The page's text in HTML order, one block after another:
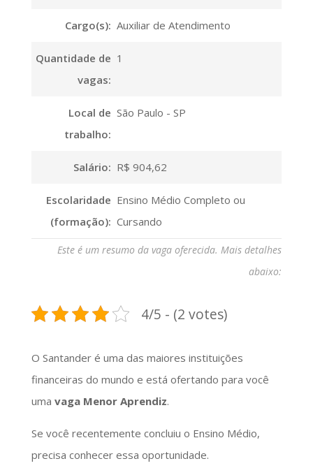
Cargo(s): Auxiliar de Atendimento
Quantidade de
vagas:
1
Local de
trabalho:
São Paulo - SP
Salário: R$ 904,62
Escolaridade
(formação):
Ensino Médio Completo ou
Cursando
Este é um resumo da vaga oferecida. Mais detalhes
abaixo:
4/5 - (2 votes)
O Santander é uma das maiores instituições
financeiras do mundo e está ofertando para você
uma vaga Menor Aprendiz.
Se você recentemente concluiu o Ensino Médio,
precisa conhecer essa oportunidade.